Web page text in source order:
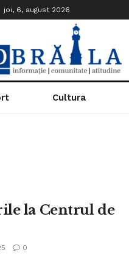
joi, 6, august 2026
Cultura
la Centrul de
0